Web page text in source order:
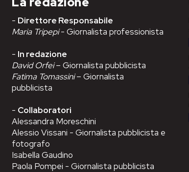
- Direttore Responsabile
Maria Tripepi- Giornalista professionista
- In redazione
David Orfei– Giornalista pubblicista
Fatima Tomassini– Giornalista
pubblicista
- Collaboratori
Alessandra Moreschini
Alessio Vissani - Giornalista pubblicista e
fotografo
Isabella Gaudino
Paola Pompei - Giornalista pubblicista